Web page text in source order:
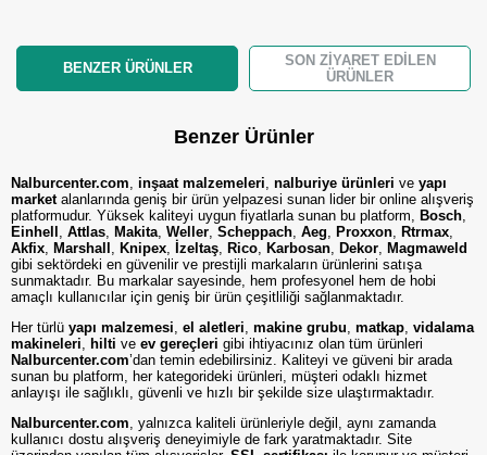
BENZER ÜRÜNLER
SON ZIYARET EDILEN
ÜRÜNLER
Benzer Ürünler
Nalburcenter.com, inşaat malzemeleri, nalburiye ürünleri ve yapı
marketalanlarında geniş bir ürün yelpazesi sunan lider bir online alışveriş
platformudur. Yüksek kaliteyi uygun fiyatlarla sunan bu platform, Bosch,
Einhell , Attlas, Makita, Weller, Scheppach, Aeg, Proxxon, Rtrmax,
Akfix, Marshall , Knipex, İzeltaş, Rico, Karbosan, Dekor, Magmaweld
gibi sektördeki en güvenilir ve prestijli markaların ürünlerini satışa
sunmaktadır. Bu markalar sayesinde, hem profesyonel hem de hobi
amaçlı kullanıcılar için geniş bir ürün çeşitliliği sağlanmaktadır.
Her türlü yapı malzemesi, el aletleri, makine grubu, matkap, vidalama
makineleri, hilti ve ev gereçleri gibi ihtiyacınız olan tüm ürünleri
Nalburcenter.com’dan temin edebilirsiniz. Kaliteyi ve güveni bir arada
sunan bu platform, her kategorideki ürünleri, müşteri odaklı hizmet
anlayışı ile sağlıklı, güvenli ve hızlı bir şekilde size ulaştırmaktadır.
Nalburcenter.com, yalnızca kaliteli ürünleriyle değil, aynı zamanda
kullanıcı dostu alışveriş deneyimiyle de fark yaratmaktadır. Site